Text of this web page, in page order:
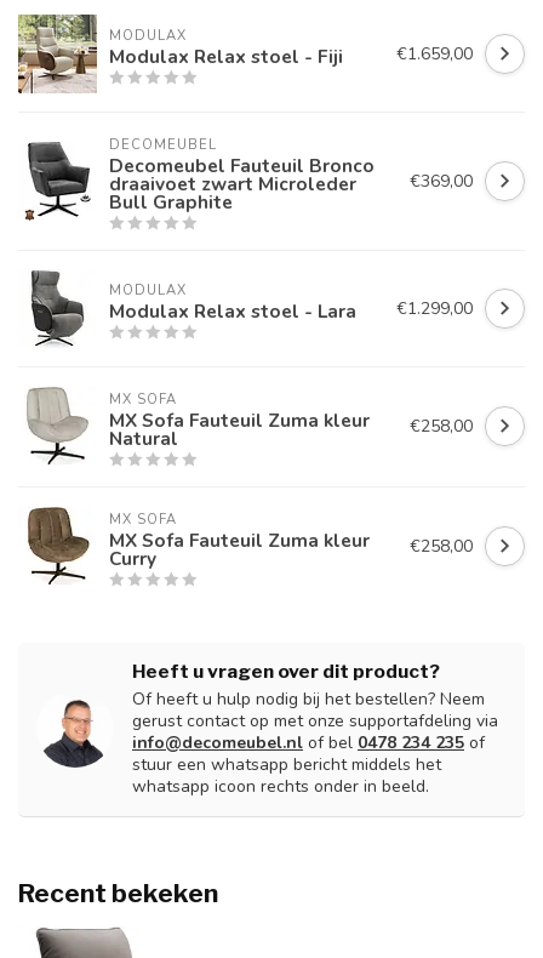
MODULAX
Modulax Relax stoel - Fiji €1.659,00
DECOMEUBEL
Decomeubel Fauteuil Bronco
draaivoet zwart Microleder
Bull Graphite
€369,00
MODULAX
Modulax Relax stoel - Lara €1.299,00
MX SOFA
MX Sofa Fauteuil Zuma kleur
Natural €258,00
MX SOFA
MX Sofa Fauteuil Zuma kleur
Curry €258,00
Heeft u vragen over dit product?
Of heeft u hulp nodig bij het bestellen? Neem
gerust contact op met onze supportafdeling via
info@decomeubel.nl of bel 0478 234 235 of
stuur een whatsapp bericht middels het
whatsapp icoon rechts onder in beeld.
Recent bekeken